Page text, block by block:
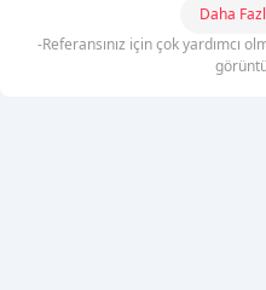
Daha
-Referansınız için çok yardımcı